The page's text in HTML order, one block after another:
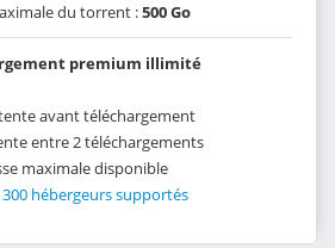
du torrent :500 Go
premium illimité
avant téléchargement
entre 2 téléchargements
maximale disponible
300 hébergeurs supportés